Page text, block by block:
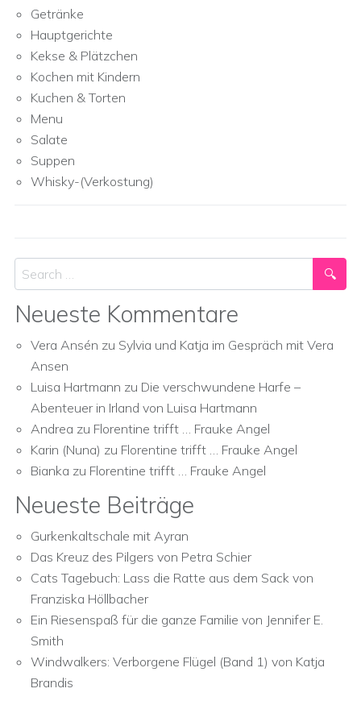
Getränke
Hauptgerichte
Kekse & Plätzchen
Kochen mit Kindern
Kuchen & Torten
Menu
Salate
Suppen
Whisky-(Verkostung)
Search
Neueste Kommentare
Vera Ansén zu Sylvia und Katja im Gespräch mit Vera
Ansen
Luisa Hartmann zu Die verschwundene Harfe –
Abenteuer in Irland von Luisa Hartmann
Andrea zu Florentine trifft … Frauke Angel
Karin (Nuna) zu Florentine trifft … Frauke Angel
Bianka zu Florentine trifft … Frauke Angel
Neueste Beiträge
Gurkenkaltschale mit Ayran
Das Kreuz des Pilgers von Petra Schier
Cats Tagebuch: Lass die Ratte aus dem Sack von
Franziska Höllbacher
Ein Riesenspaß für die ganze Familie von Jennifer E.
Smith
Windwalkers: Verborgene Flügel (Band 1) von Katja
Brandis